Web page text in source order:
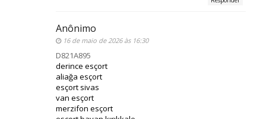
Anônimo
16 de maio de 2026 às 16:30
D821A895
derince esçort
aliağa esçort
esçort sivas
van esçort
merzifon esçort